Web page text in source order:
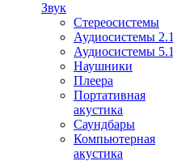
Звук
Стереосистемы
Аудиосистемы 2.1
Аудиосистемы 5.1
Наушники
Плеера
Портативная
акустика
Саундбары
Компьютерная
акустика